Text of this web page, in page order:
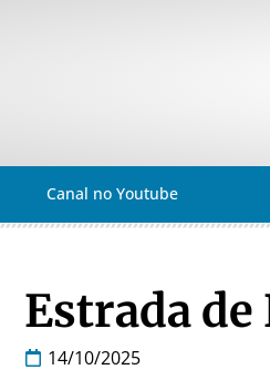
Canal no Youtube
Estrada
14/10/2025